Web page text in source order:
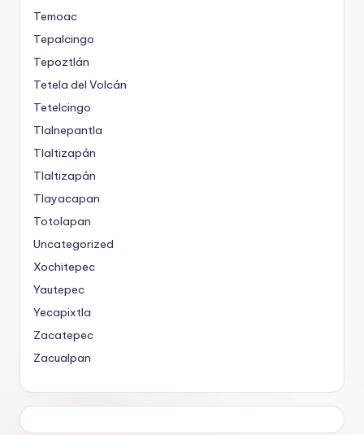
Temoac
Tepalcingo
Tepoztlán
Tetela del Volcán
Tetelcingo
Tlalnepantla
Tlaltizapán
Tlaltizapán
Tlayacapan
Totolapan
Uncategorized
Xochitepec
Yautepec
Yecapixtla
Zacatepec
Zacualpan